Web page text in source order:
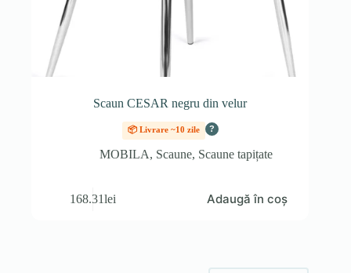
Scaun CESAR negru din velur
📦 Livrare ~10 zile ?
MOBILA, Scaune, Scaune tapițate
168.31lei Adaugă în coș